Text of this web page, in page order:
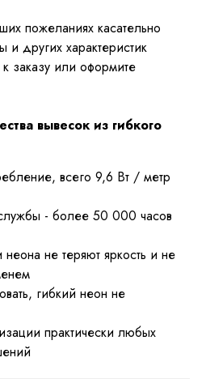
пожеланиях касательно
других характеристик
заказу или оформите
вывесок из гибкого
всего 9,6 Вт / метр
- более 50 000 часов
не теряют яркость и не
гибкий неон не
практически любых